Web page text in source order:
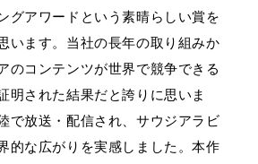
グアワードという素晴らしい賞を
います。当社の長年の取り組みか
のコンテンツが世界で競争できる
明された結果だと誇りに思いま
で放送・配信され、サウジアラビ
的な広がりを実感しました。本作